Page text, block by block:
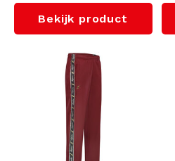
Storm)
Bekijk product